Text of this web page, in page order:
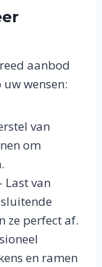
aanbod
wensen:
van
om
Last van
ze perfect af.
en ramen